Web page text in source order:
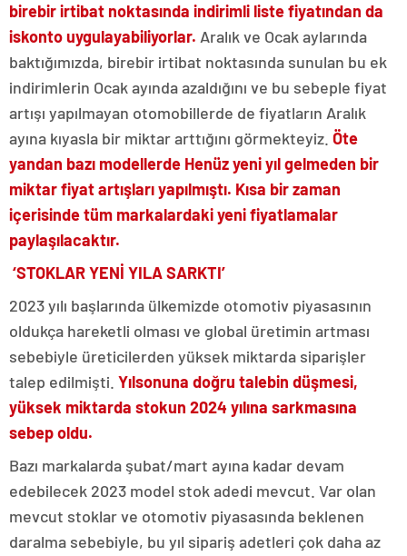
birebir irtibat noktasında indirimli liste fiyatından da
iskonto uygulayabiliyorlar. Aralık ve Ocak aylarında
baktığımızda, birebir irtibat noktasında sunulan bu ek
indirimlerin Ocak ayında azaldığını ve bu sebeple fiyat
artışı yapılmayan otomobillerde de fiyatların Aralık
ayına kıyasla bir miktar arttığını görmekteyiz. Öte
yandan bazı modellerde Henüz yeni yıl gelmeden bir
miktar fiyat artışları yapılmıştı. Kısa bir zaman
içerisinde tüm markalardaki yeni fiyatlamalar
paylaşılacaktır.
‘STOKLAR YENİ YILA SARKTI’
2023 yılı başlarında ülkemizde otomotiv piyasasının
oldukça hareketli olması ve global üretimin artması
sebebiyle üreticilerden yüksek miktarda siparişler
talep edilmişti. Yılsonuna doğru talebin düşmesi,
yüksek miktarda stokun 2024 yılına sarkmasına
sebep oldu.
Bazı markalarda şubat/mart ayına kadar devam
edebilecek 2023 model stok adedi mevcut. Var olan
mevcut stoklar ve otomotiv piyasasında beklenen
daralma sebebiyle, bu yıl sipariş adetleri çok daha az